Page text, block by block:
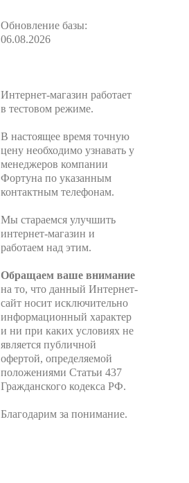
Обновление базы:
06.08.2026
Интернет-магазин работает
в тестовом режиме.
В настоящее время точную
цену необходимо узнавать у
менеджеров компании
Фортуна по указанным
контактным телефонам.
Мы стараемся улучшить
интернет-магазин и
работаем над этим.
Обращаем ваше внимание
на то, что данный Интернет-
сайт носит исключительно
информационный характер
и ни при каких условиях не
является публичной
офертой, определяемой
положениями Статьи 437
Гражданского кодекса РФ.
Благодарим за понимание.